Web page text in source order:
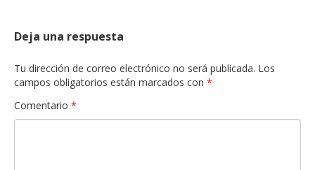
Deja una respuesta
Tu dirección de correo electrónico no será publicada. Los
campos obligatorios están marcados con *
Comentario *